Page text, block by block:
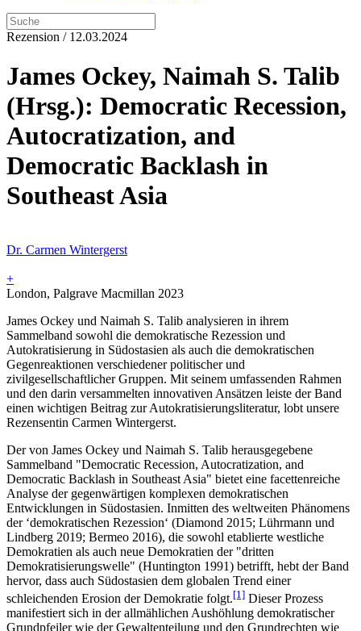
Rezension / 12.03.2024
James Ockey, Naimah S. Talib
(Hrsg.): Democratic Recession,
Autocratization, and
Democratic Backlash in
Southeast Asia
Dr. Carmen Wintergerst
+
London, Palgrave Macmillan 2023
James Ockey und Naimah S. Talib analysieren in ihrem
Sammelband sowohl die demokratische Rezession und
Autokratisierung in Südostasien als auch die demokratischen
Gegenreaktionen verschiedener politischer und
zivilgesellschaftlicher Gruppen. Mit seinem umfassenden Rahmen
und den darin versammelten innovativen Ansätzen leiste der Band
einen wichtigen Beitrag zur Autokratisierungsliteratur, lobt unsere
Rezensentin Carmen Wintergerst.
Der von James Ockey und Naimah S. Talib herausgegebene
Sammelband "Democratic Recession, Autocratization, and
Democratic Backlash in Southeast Asia" bietet eine facettenreiche
Analyse der gegenwärtigen komplexen demokratischen
Entwicklungen in Südostasien. Inmitten des weltweiten Phänomens
der ‘demokratischen Rezession‘ (Diamond 2015; Lührmann und
Lindberg 2019; Bermeo 2016), die sowohl etablierte westliche
Demokratien als auch neue Demokratien der "dritten
Demokratisierungswelle" (Huntington 1991) betrifft, hebt der Band
hervor, dass auch Südostasien dem globalen Trend einer
schleichenden Erosion der Demokratie folgt.[1] Dieser Prozess
manifestiert sich in der allmählichen Aushöhlung demokratischer
Grundpfeiler wie der Gewaltenteilung und den Grundrechten wie